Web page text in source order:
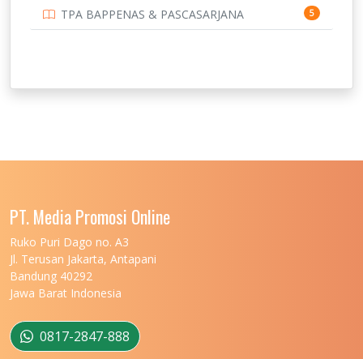
159
UNIVERSITAS JEMBER
UNIVERSITAS MALIKUSSALEH
UNIVERSITAS MARITIM RAJA ALI HAJI
UNIVERSITAS MATARAM
UNIVERSITAS MULAWARMAN
UNIVERSITAS MUSAMUS
TPA BAPPENAS & PASCASARJANA 5
PT. Media Promosi Online
Ruko Puri Dago no. A3
Jl. Terusan Jakarta, Antapani
Bandung 40292
Jawa Barat Indonesia
0817-2847-888